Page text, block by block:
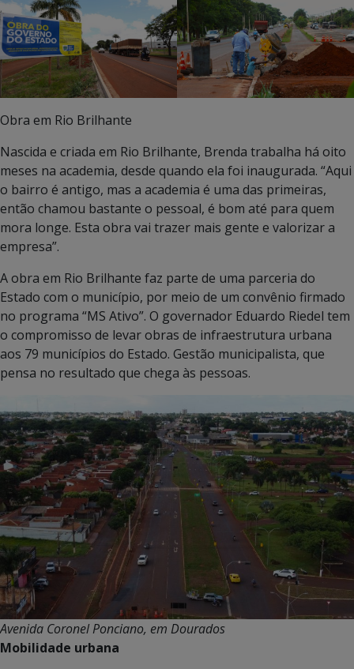
Obra em Rio Brilhante
Nascida e criada em Rio Brilhante, Brenda trabalha há oito
meses na academia, desde quando ela foi inaugurada. “Aqui
o bairro é antigo, mas a academia é uma das primeiras,
então chamou bastante o pessoal, é bom até para quem
mora longe. Esta obra vai trazer mais gente e valorizar a
empresa”.
A obra em Rio Brilhante faz parte de uma parceria do
Estado com o município, por meio de um convênio firmado
no programa “MS Ativo”. O governador Eduardo Riedel tem
o compromisso de levar obras de infraestrutura urbana
aos 79 municípios do Estado. Gestão municipalista, que
pensa no resultado que chega às pessoas.
Avenida Coronel Ponciano, em Dourados
Mobilidade urbana